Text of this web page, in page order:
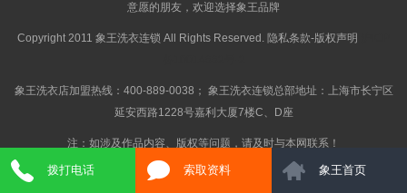
意愿的朋友，欢迎选择象王品牌
Copyright 2011 象王洗衣连锁 All Rights Reserved. 隐私条款-版权声明
象王洗衣店加盟热线：400-889-0038； 象王洗衣连锁总部地址：上海市长宁区
延安西路1228号嘉利大厦7楼C、D座
注：如涉及作品内容、版权等问题，请及时与本网联系！
拨打电话 索取资料 象王首页
} Get_Spider();